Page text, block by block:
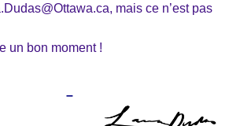
mais ce n’est pas
un bon moment !
–